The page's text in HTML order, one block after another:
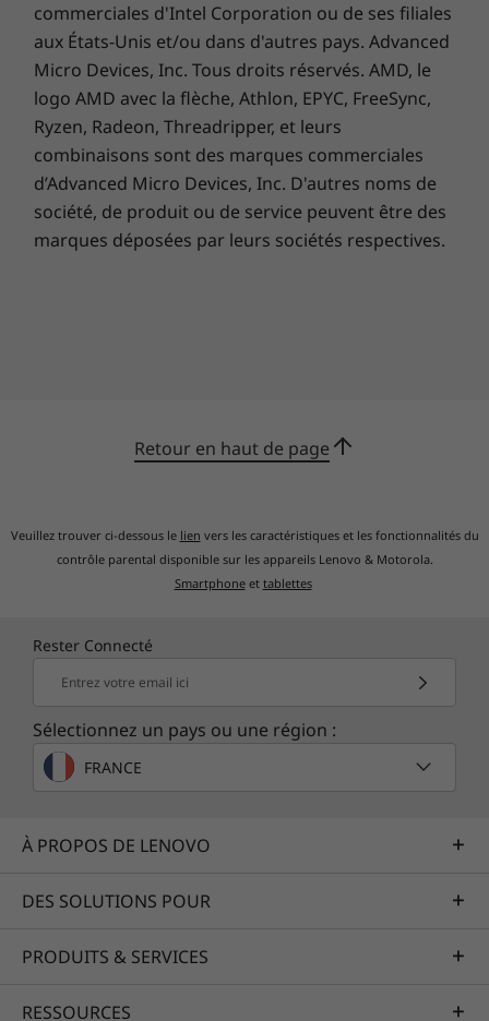
un poste de travail épuré et un environnement
applications soigneusement choisies pour
vous faire gagner en productivité.
nature
Avec la résolution Full HD et son écran grand
angle doté d’un cadre ultrafin (seulement 5,7
mm de large !), l’Ideapad 330s offre
l’environnement immersif d'un véritable Home
Cinéma portable.
commerciales d'Intel Corporation ou de ses filiales
aux États-Unis et/ou dans d'autres pays. Advanced
Micro Devices, Inc. Tous droits réservés. AMD, le
logo AMD avec la flèche, Athlon, EPYC, FreeSync,
Ryzen, Radeon, Threadripper, et leurs
combinaisons sont des marques commerciales
d’Advanced Micro Devices, Inc. D'autres noms de
société, de produit ou de service peuvent être des
marques déposées par leurs sociétés respectives.
Retour en haut de page
Veuillez trouver ci-dessous le lien vers les caractéristiques et les fonctionnalités du
contrôle parental disponible sur les appareils Lenovo & Motorola.
Smartphoneet tablettes
Rester Connecté
Entrez votre email ici
Sélectionnez un pays ou une région :
FRANCE
À PROPOS DE LENOVO
DES SOLUTIONS POUR
PRODUITS & SERVICES
RESSOURCES